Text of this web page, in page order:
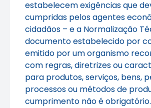
estabelecem exigências que
cumpridas pelos agentes
cidadãos – e a Normalização
documento estabelecido por
emitido por um organismo
com regras, diretrizes ou
para produtos, serviços, bens,
processos ou métodos de
cumprimento não é obrigatório.